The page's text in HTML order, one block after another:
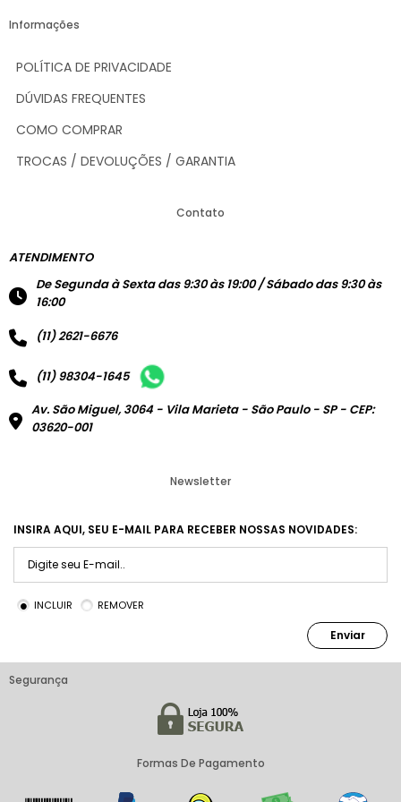
Informações
POLÍTICA DE PRIVACIDADE
DÚVIDAS FREQUENTES
COMO COMPRAR
TROCAS / DEVOLUÇÕES / GARANTIA
Contato
ATENDIMENTO
De Segunda à Sexta das 9:30 às 19:00 / Sábado das 9:30 às
16:00
(11) 2621-6676
(11) 98304-1645
Av. São Miguel, 3064 - Vila Marieta - São Paulo - SP - CEP:
03620-001
Newsletter
INSIRA AQUI, SEU E-MAIL PARA RECEBER NOSSAS NOVIDADES:
INCLUIR REMOVER
Enviar
Segurança
Formas De Pagamento